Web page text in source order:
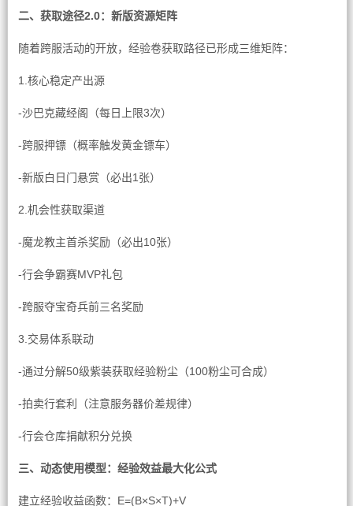
二、获取途径2.0：新版资源矩阵
随着跨服活动的开放，经验卷获取路径已形成三维矩阵：
1.核心稳定产出源
-沙巴克藏经阁（每日上限3次）
-跨服押镖（概率触发黄金镖车）
-新版白日门悬赏（必出1张）
2.机会性获取渠道
-魔龙教主首杀奖励（必出10张）
-行会争霸赛MVP礼包
-跨服夺宝奇兵前三名奖励
3.交易体系联动
-通过分解50级紫装获取经验粉尘（100粉尘可合成）
-拍卖行套利（注意服务器价差规律）
-行会仓库捐献积分兑换
三、动态使用模型：经验效益最大化公式
建立经验收益函数：E=(B×S×T)+V